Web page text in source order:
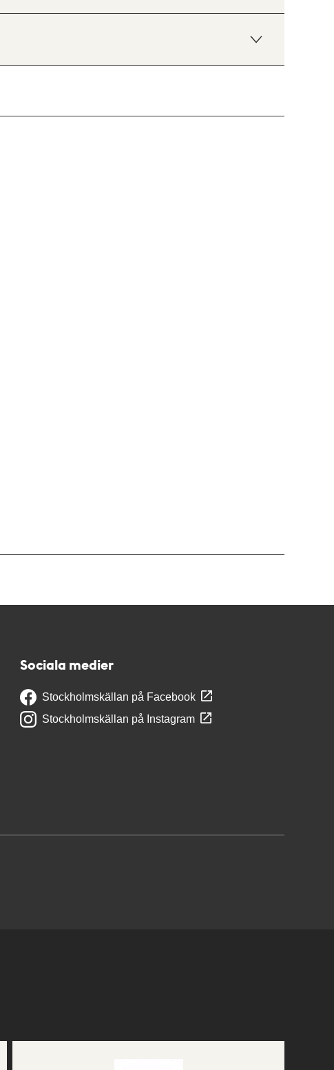
Sociala medier
Stockholmskällan på Facebook
Stockholmskällan på Instagram